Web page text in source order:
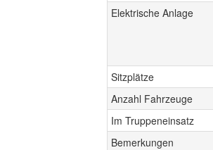
Elektrische Anlage
Sitzplätze
Anzahl Fahrzeuge
Im Truppeneinsatz
Bemerkungen